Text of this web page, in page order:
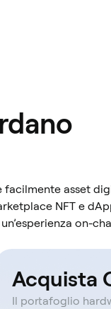
asset
NFT e
on-
Acquista
Il portafoglio